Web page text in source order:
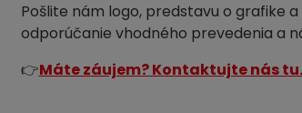
Pošlite nám logo, predstavu o grafike
odporúčanie vhodného prevedenia a
👉Máte záujem? Kontaktujte nás tu.